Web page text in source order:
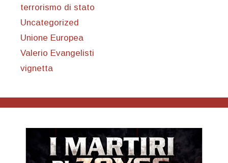
terrorismo di stato
Uncategorized
Unione Europea
Valerio Evangelisti
vignetta